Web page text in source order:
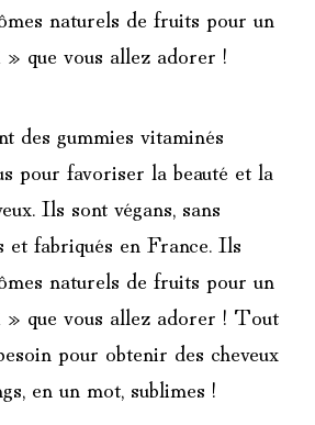
naturels de fruits pour un
que vous allez adorer !
des gummies vitaminés
pour favoriser la beauté et la
Ils sont végans, sans
fabriqués en France. Ils
naturels de fruits pour un
que vous allez adorer ! Tout
pour obtenir des cheveux
en un mot, sublimes !